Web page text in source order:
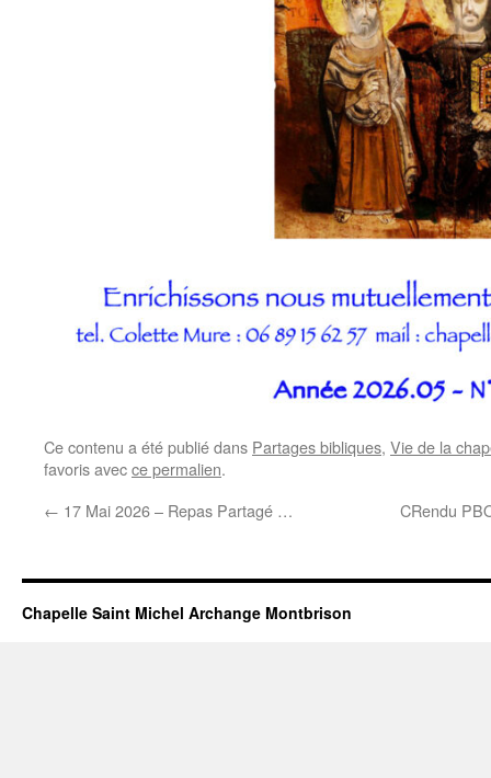
Ce contenu a été publié dans Partages bibliques, Vie de la
favoris avecce permalien.
← 17 Mai 2026 – Repas Partagé … CRendu
Chapelle Saint Michel Archange Montbrison